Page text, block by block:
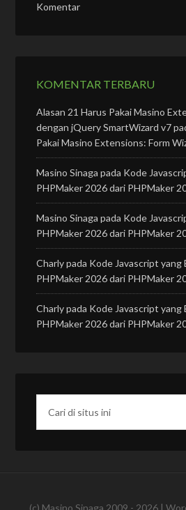
Komentar
KOMENTAR TERBARU
Alasan 21 Harus Pakai Masino
dengan jQuery SmartWizard v7
Pakai Masino Extensions: Form
Masino Sinaga pada Kode
PHPMaker 2026 dari PHPMaker
Masino Sinaga pada Kode
PHPMaker 2026 dari PHPMaker
Charlypada Kode Javascript yang
PHPMaker 2026 dari PHPMaker
Charlypada Kode Javascript yang
PHPMaker 2026 dari PHPMaker
(c) Masino Sinaga 2009 - 2026 |